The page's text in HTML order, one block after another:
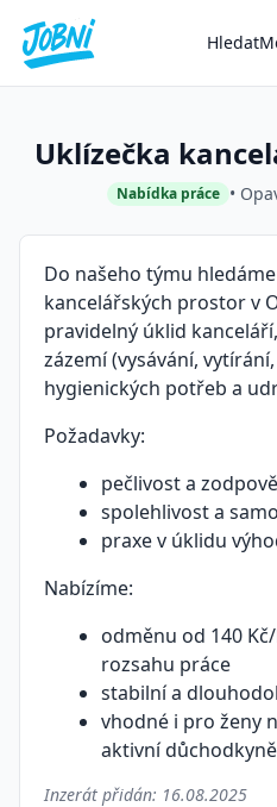
Hledat
Uklízečka
Nabídka práce •
Do našeho týmu
kancelářských prostor v
pravidelný úklid
zázemí (vysávání,
hygienických potřeb a
Požadavky:
pečlivost a
spolehlivost a
praxe v úklidu
Nabízíme:
odměnu od 140
rozsahu práce
stabilní a
vhodné i pro ženy
aktivní
Inzerát přidán: 16.08.2025